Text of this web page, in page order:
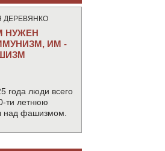
ДЕРЕВЯНКО
НУЖЕН
ИМ -
года люди всего
ти летнюю
над фашизмом.